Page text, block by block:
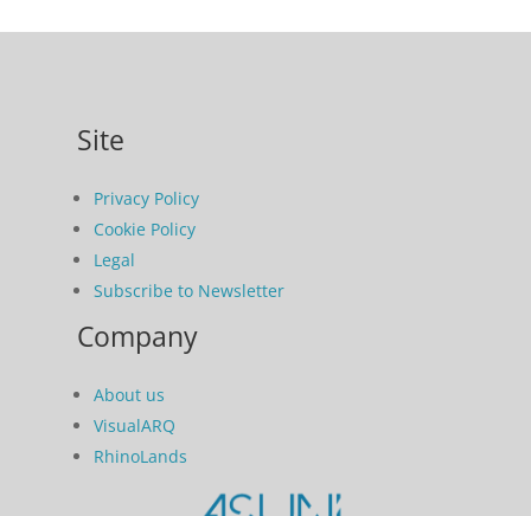
Site
Privacy Policy
Cookie Policy
Legal
Subscribe to Newsletter
Company
About us
VisualARQ
RhinoLands